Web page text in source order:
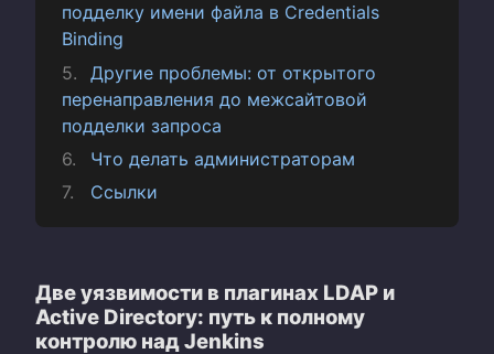
подделку имени файла в Credentials
Binding
Другие проблемы: от открытого
перенаправления до межсайтовой
подделки запроса
Что делать администраторам
Ссылки
Две уязвимости в плагинах LDAP и
Active Directory: путь к полному
контролю над Jenkins